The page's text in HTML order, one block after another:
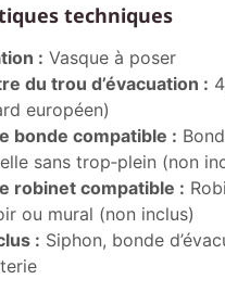
techniques
: Vasque à poser
du trou d’évacuation :
européen)
bonde compatible :
sans trop‑plein (non
robinet compatible :
ou mural (non inclus)
: Siphon, bonde